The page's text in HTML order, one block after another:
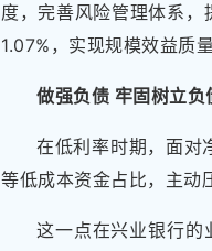
度，完善风险管理体系
1.07%，实现规模效益质
做强负债 牢固树立负
在低利率时期，面对
等低成本资金占比，主动
这一点在兴业银行